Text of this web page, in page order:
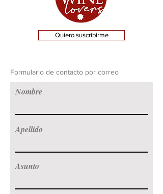
Quiero suscribirme
Formulario de contacto por correo
Nombre
Apellido
Asunto